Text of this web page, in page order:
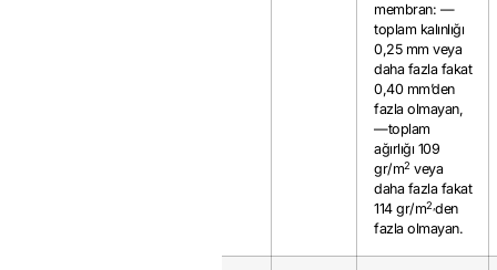
membran: —
toplam kalınlığı
0,25 mm veya
daha fazla fakat
0,40 mm’den
fazla olmayan,
—toplam
ağırlığı 109
gr/m2 veya
daha fazla fakat
114 gr/m2, den
fazla olmayan.